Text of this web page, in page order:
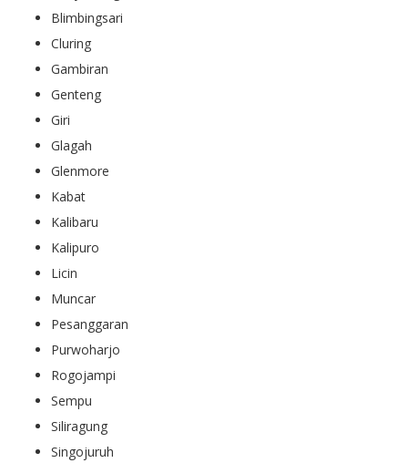
Blimbingsari
Cluring
Gambiran
Genteng
Giri
Glagah
Glenmore
Kabat
Kalibaru
Kalipuro
Licin
Muncar
Pesanggaran
Purwoharjo
Rogojampi
Sempu
Siliragung
Singojuruh